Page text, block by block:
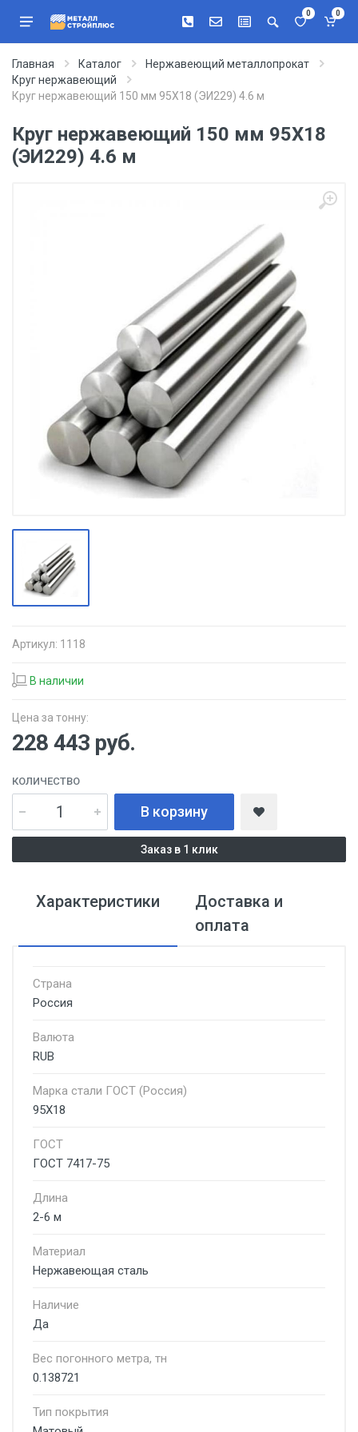
0 0
Главная Каталог
Нержавеющий металлопрокат
Круг нержавеющий
Круг нержавеющий 150 мм 95Х18 (ЭИ229) 4.6 м
Круг нержавеющий 150 мм 95Х18
(ЭИ229) 4.6 м
Артикул: 1118
В наличии
Цена за тонну:
228 443 руб.
КОЛИЧЕСТВО
В корзину
Заказ в 1 клик
Характеристики
Доставка и
оплата
Страна
Россия
Валюта
RUB
Марка стали ГОСТ (Россия)
95Х18
ГОСТ
ГОСТ 7417-75
Длина
2-6 м
Материал
Нержавеющая сталь
Наличие
Да
Вес погонного метра, тн
0.138721
Тип покрытия